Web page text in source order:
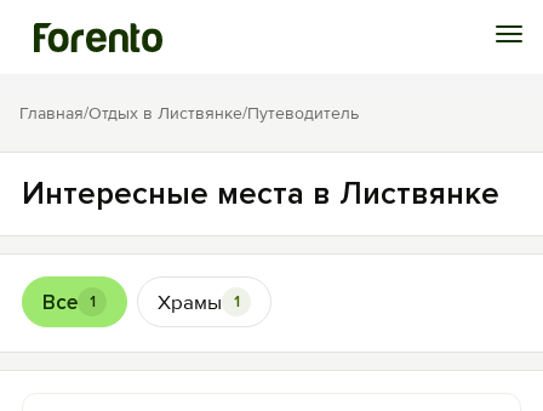
Войти
История просмотра
Добавить свой объект
Главная/Отдых в Листвянке/Путеводитель
Интересные места в Листвянке
Все 1 Храмы 1